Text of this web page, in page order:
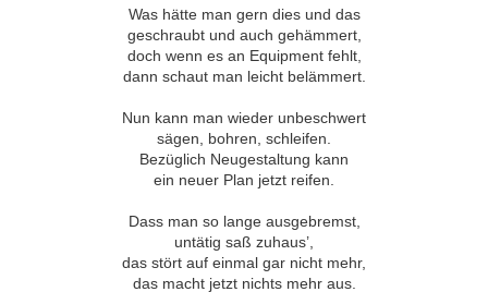
Was hätte man gern dies und das
geschraubt und auch gehämmert,
doch wenn es an Equipment fehlt,
dann schaut man leicht belämmert.
Nun kann man wieder unbeschwert
sägen, bohren, schleifen.
Bezüglich Neugestaltung kann
ein neuer Plan jetzt reifen.
Dass man so lange ausgebremst,
untätig saß zuhaus’,
das stört auf einmal gar nicht mehr,
das macht jetzt nichts mehr aus.